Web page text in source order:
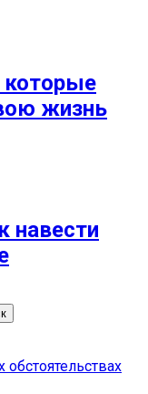
жизнь
навести